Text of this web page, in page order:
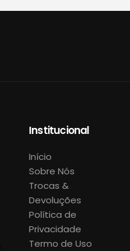
Institucional
Início
Sobre Nós
Trocas &
Devoluções
Política de
Privacidade
Termo de Uso